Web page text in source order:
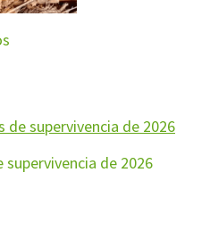
supervivencia de 2026